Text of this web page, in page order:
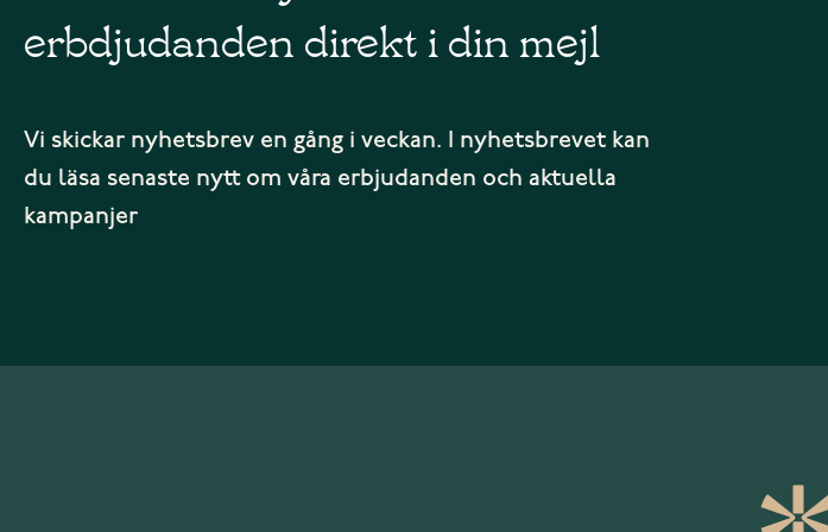
erbdjudanden direkt i din mejl
Vi skickar nyhetsbrev en gång i veckan. I nyhetsbrevet kan
du läsa senaste nytt om våra erbjudanden och aktuella
kampanjer